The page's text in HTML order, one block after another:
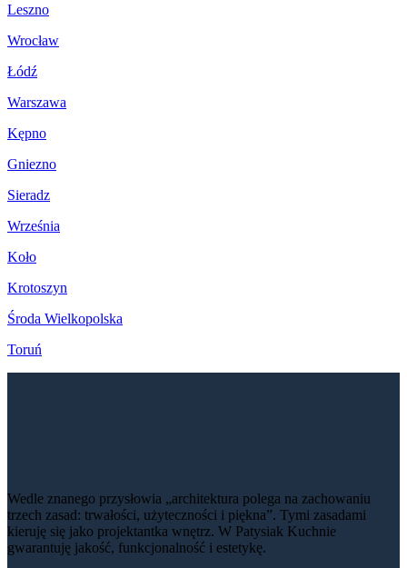
Leszno
Wrocław
Łódź
Warszawa
Kępno
Gniezno
Sieradz
Września
Koło
Krotoszyn
Środa Wielkopolska
Toruń
Wedle znanego przysłowia „architektura polega na zachowaniu
trzech zasad: trwałości, użyteczności i piękna”. Tymi zasadami
kieruję się jako projektantka wnętrz. W Patysiak Kuchnie
gwarantuję jakość, funkcjonalność i estetykę.